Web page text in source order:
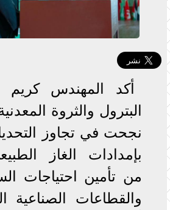
أكد المهندس كريم
البترول والثروة
نجحت في تجاوز
بإمدادات الغاز
من تأمين احتياجات
والقطاعات الصناعية